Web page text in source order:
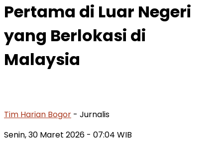
Pertama di Luar Negeri
yang Berlokasi di
Malaysia
Tim Harian Bogor - Jurnalis
Senin, 30 Maret 2026 - 07:04 WIB